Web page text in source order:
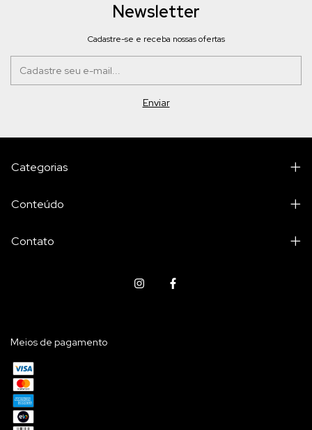
Newsletter
Cadastre-se e receba nossas ofertas
Categorias
Conteúdo
Contato
Meios de pagamento